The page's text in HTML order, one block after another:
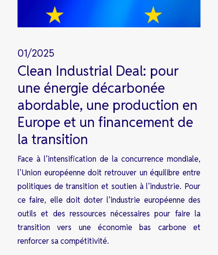
01/2025
Clean Industrial Deal: pour
une énergie décarbonée
abordable, une production en
Europe et un financement de
la transition
Face à l’intensification de la concurrence mondiale,
l’Union européenne doit retrouver un équilibre entre
politiques de transition et soutien à l’industrie. Pour
ce faire, elle doit doter l’industrie européenne des
outils et des ressources nécessaires pour faire la
transition vers une économie bas carbone et
renforcer sa compétitivité.